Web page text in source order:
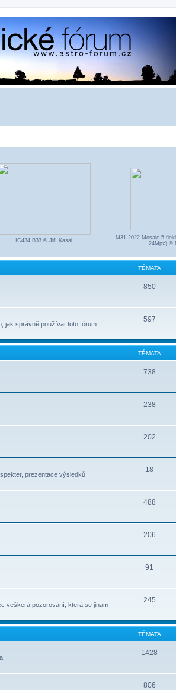
IC434,B33 © Jiří Kasal
M31 2022 Mosaic 5
24Mpx) ©
TÉMATA
850
jak správně používat toto fórum.
597
TÉMATA
738
238
202
prezentace výsledků
18
488
206
91
veškerá pozorování, která se jinam
245
TÉMATA
1428
806